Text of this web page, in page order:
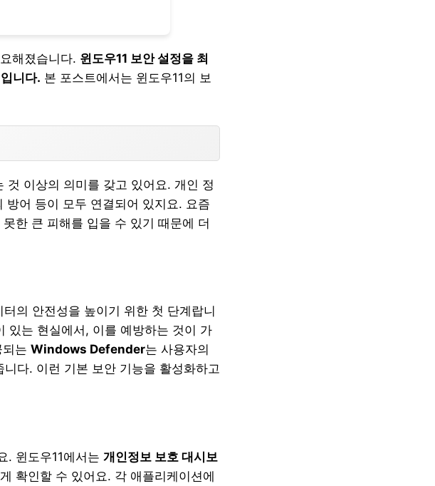
해졌습니다. 윈도우11 보안 설정을 최
니다. 본 포스트에서는 윈도우11의 보
것 이상의 의미를 갖고 있어요. 개인 정
방어 등이 모두 연결되어 있지요. 요즘
한 큰 피해를 입을 수 있기 때문에 더
의 안전성을 높이기 위한 첫 단계랍니
있는 현실에서, 이를 예방하는 것이 가
는 Windows Defender는 사용자의
다. 이런 기본 보안 기능을 활성화하고
. 윈도우11에서는 개인정보 보호 대시보
확인할 수 있어요. 각 애플리케이션에